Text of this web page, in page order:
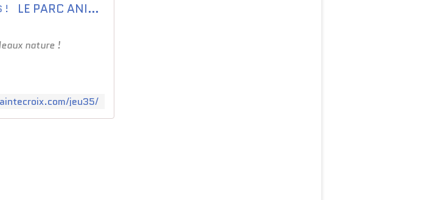
LE PARC ANIMALIER DE SAINTE CROIX FÊTE SES 35 ANS !
nature !
jeu35/